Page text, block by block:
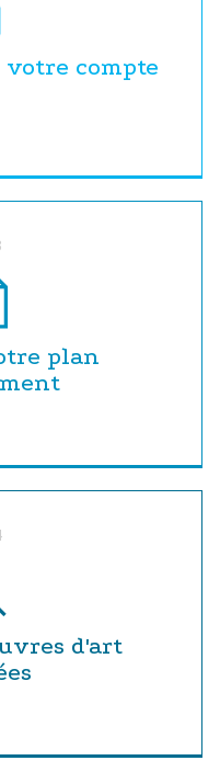
votre compte
plan
d'art